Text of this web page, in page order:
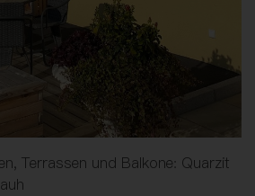
Terrassen und Balkone: Quarzit